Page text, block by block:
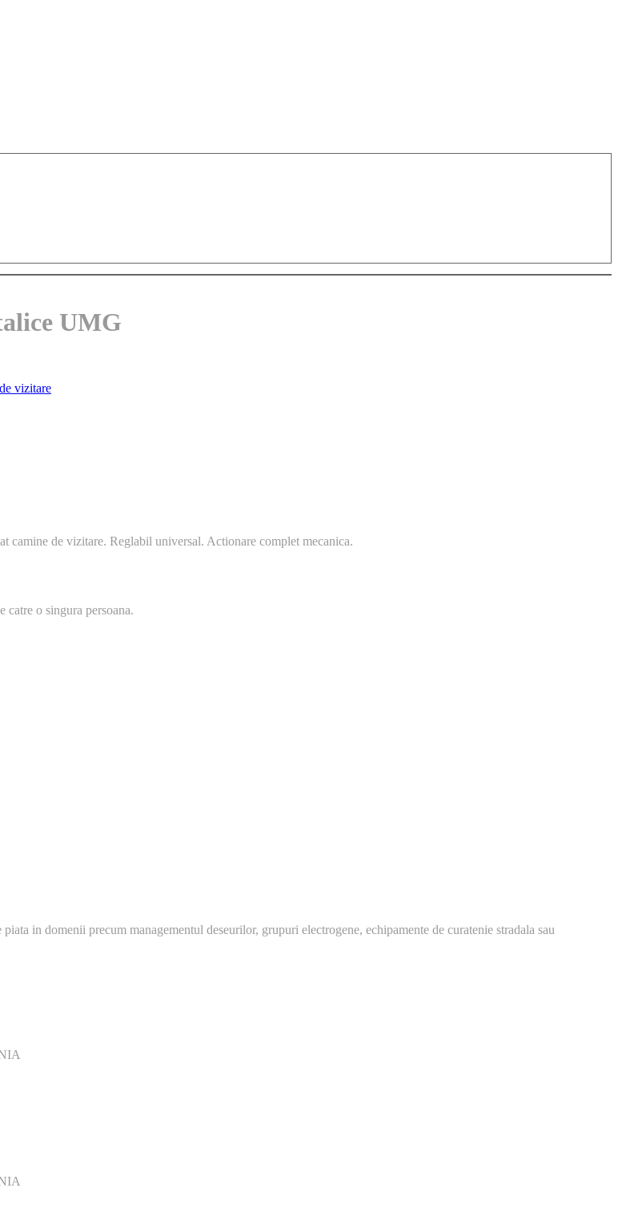
UMG
vizitare
camine de vizitare. Reglabil universal. Actionare complet mecanica.
o singura persoana.
in domenii precum managementul deseurilor, grupuri electrogene, echipamente de curatenie stradala sau